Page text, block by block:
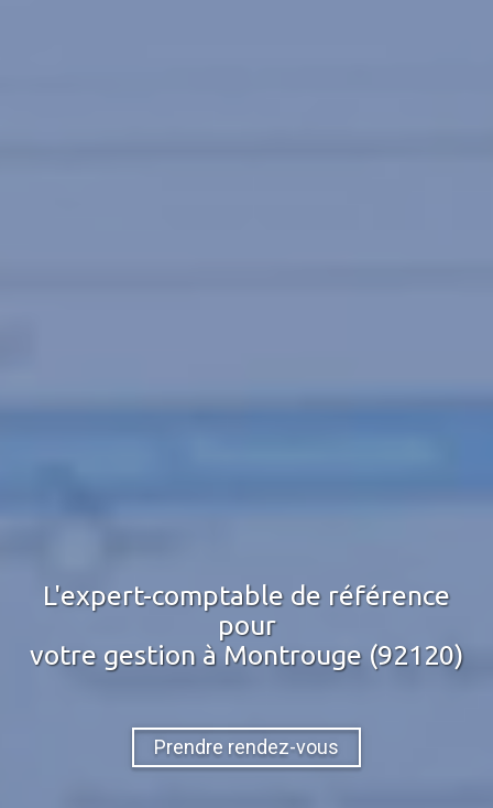
L'expert-comptable de référence
pour
votre gestion à Montrouge (92120)
Prendre rendez-vous